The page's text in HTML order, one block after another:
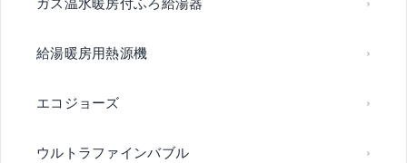
給湯暖房用熱源機
エコジョーズ
ウルトラファインバブル